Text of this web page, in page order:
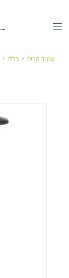
עמוד הבית כללי